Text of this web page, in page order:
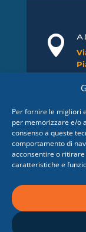
Per fornire le migliori
per memorizzare e/o
consenso a queste
comportamento di
acconsentire o
caratteristiche e


